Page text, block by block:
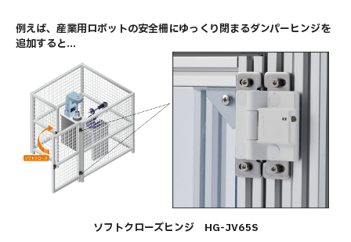
例えば、産業用ロボットの安全柵にゆっくり閉まるダンパーヒンジを
追加すると...
ソフトクローズヒンジ HG-JV65S